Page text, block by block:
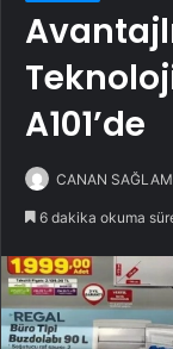
A101’de
CANAN SAĞLAM
6 dakika okuma